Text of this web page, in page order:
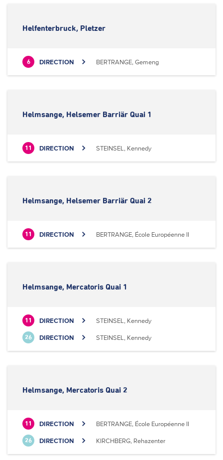
Helfenterbruck, Pletzer
6 DIRECTION BERTRANGE, Gemeng
Helmsange, Helsemer Barriär Quai 1
11 DIRECTION STEINSEL, Kennedy
Helmsange, Helsemer Barriär Quai 2
11 DIRECTION BERTRANGE, École Européenne II
Helmsange, Mercatoris Quai 1
11 DIRECTION STEINSEL, Kennedy
26 DIRECTION STEINSEL, Kennedy
Helmsange, Mercatoris Quai 2
11 DIRECTION BERTRANGE, École Européenne II
26 DIRECTION KIRCHBERG, Rehazenter